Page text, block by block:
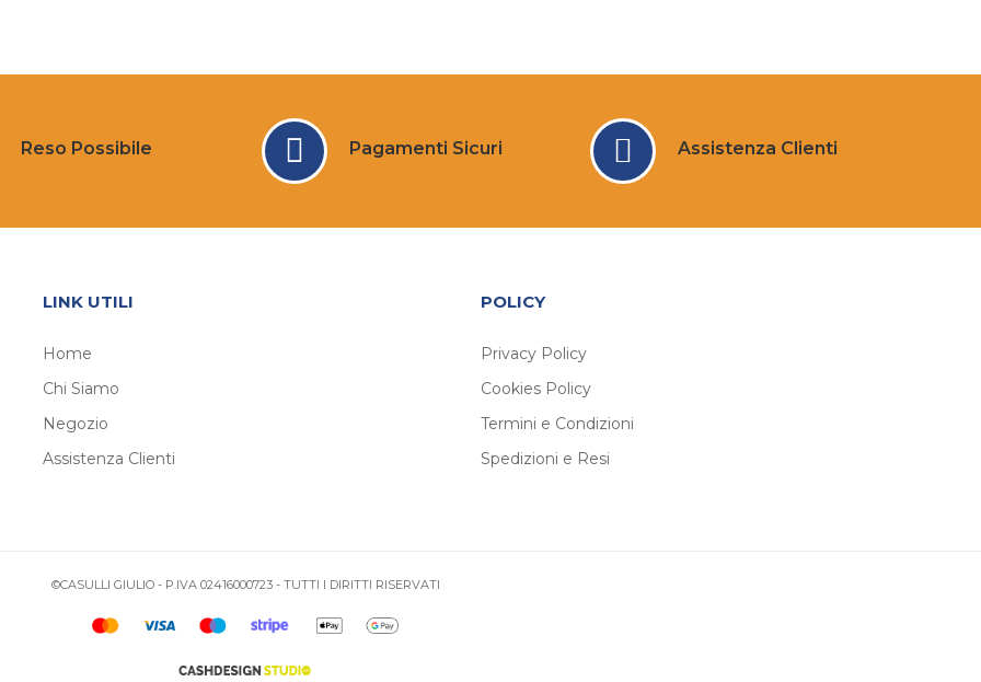
Reso Possibile Pagamenti Sicuri Assistenza Clienti
LINK UTILI
Home
Chi Siamo
Negozio
Assistenza Clienti
POLICY
Privacy Policy
Cookies Policy
Termini e Condizioni
Spedizioni e Resi
©CASULLI GIULIO - P.IVA 02416000723 - TUTTI I DIRITTI RISERVATI